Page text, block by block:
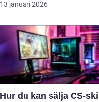
13 januari 2026
Hur du kan sälja CS-